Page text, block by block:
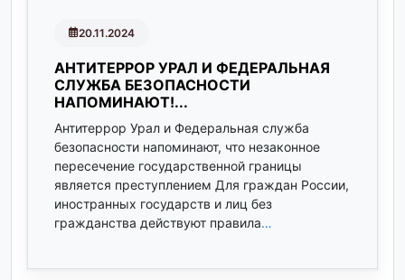
20.11.2024
АНТИТЕРРОР УРАЛ И ФЕДЕРАЛЬНАЯ
СЛУЖБА БЕЗОПАСНОСТИ
НАПОМИНАЮТ!...
Антитеррор Урал и Федеральная служба
безопасности напоминают, что незаконное
пересечение государственной границы
является преступлением Для граждан России,
иностранных государств и лиц без
гражданства действуют правила…